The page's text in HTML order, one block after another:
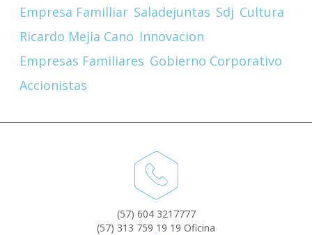
Empresa Familliar Saladejuntas Sdj Cultura
Ricardo Mejia Cano Innovacion
Empresas Familiares Gobierno Corporativo
Accionistas
(57) 604 3217777
(57) 313 759 19 19 Oficina